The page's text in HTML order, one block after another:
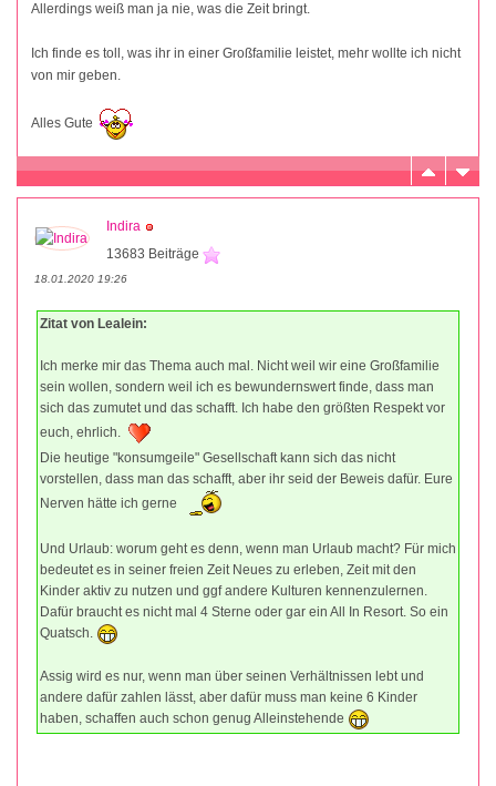
Allerdings weiß man ja nie, was die Zeit bringt.
Ich finde es toll, was ihr in einer Großfamilie leistet, mehr wollte ich nicht
von mir geben.
Alles Gute
Indira
13683 Beiträge
18.01.2020 19:26
Zitat von Lealein:
Ich merke mir das Thema auch mal. Nicht weil wir eine Großfamilie
sein wollen, sondern weil ich es bewundernswert finde, dass man
sich das zumutet und das schafft. Ich habe den größten Respekt vor
euch, ehrlich.
Die heutige "konsumgeile" Gesellschaft kann sich das nicht
vorstellen, dass man das schafft, aber ihr seid der Beweis dafür. Eure
Nerven hätte ich gerne
Und Urlaub: worum geht es denn, wenn man Urlaub macht? Für mich
bedeutet es in seiner freien Zeit Neues zu erleben, Zeit mit den
Kinder aktiv zu nutzen und ggf andere Kulturen kennenzulernen.
Dafür braucht es nicht mal 4 Sterne oder gar ein All In Resort. So ein
Quatsch.
Assig wird es nur, wenn man über seinen Verhältnissen lebt und
andere dafür zahlen lässt, aber dafür muss man keine 6 Kinder
haben, schaffen auch schon genug Alleinstehende